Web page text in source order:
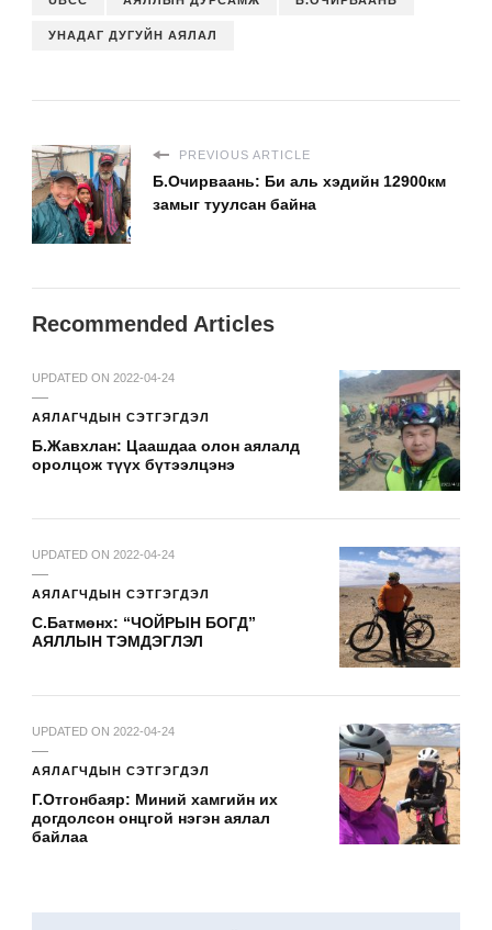
УНАДАГ ДУГУЙН АЯЛАЛ
PREVIOUS ARTICLE
Б.Очирваань: Би аль хэдийн 12900км
замыг туулсан байна
Recommended Articles
UPDATED ON 2022-04-24
АЯЛАГЧДЫН СЭТГЭГДЭЛ
Б.Жавхлан: Цаашдаа олон аялалд
оролцож түүх бүтээлцэнэ
UPDATED ON 2022-04-24
АЯЛАГЧДЫН СЭТГЭГДЭЛ
С.Батмөнх: “ЧОЙРЫН БОГД”
АЯЛЛЫН ТЭМДЭГЛЭЛ
UPDATED ON 2022-04-24
АЯЛАГЧДЫН СЭТГЭГДЭЛ
Г.Отгонбаяр: Миний хамгийн их
догдолсон онцгой нэгэн аялал
байлаа